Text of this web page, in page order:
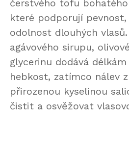
čerstvého tofu
které podporují
odolnost dlouhých
agávového sirupu,
glycerinu dodává
hebkost, zatímco nálev
přirozenou kyselinou
čistit a osvěžovat